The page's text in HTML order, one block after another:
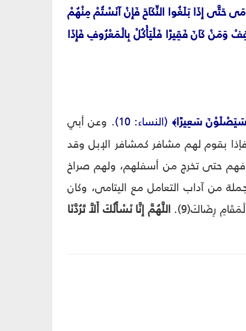
حَتَّى إِذَا بَلَغُوا النِّكَاحَ فَإِنْ آنَسْتُمْ مِنْهُمْ
وَمَنْ كَانَ فَقِيرًا فَلْيَأْكُلْ بِالْمَعْرُوفِ فَإِذَا
سَعِيرًا﴾ (النساء: 10)
. وعن أبي
بقوم لهم مشافر كمشافر الإبل وقد
حتى تخرج من أسفلهم، ولهم صراخ
من آداب التعامل مع اليتامى، وكان
رِضَاكَ(9).
اللَّهُمَّ إِنَّا نَسْأَلُكَ أَلاَّ تَرُدَّنَا